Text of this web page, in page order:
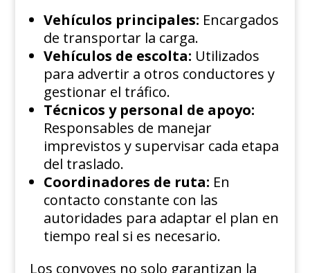
Vehículos principales: Encargados
de transportar la carga.
Vehículos de escolta: Utilizados
para advertir a otros conductores y
gestionar el tráfico.
Técnicos y personal de apoyo:
Responsables de manejar
imprevistos y supervisar cada etapa
del traslado.
Coordinadores de ruta: En
contacto constante con las
autoridades para adaptar el plan en
tiempo real si es necesario.
Los convoyes no solo garantizan la